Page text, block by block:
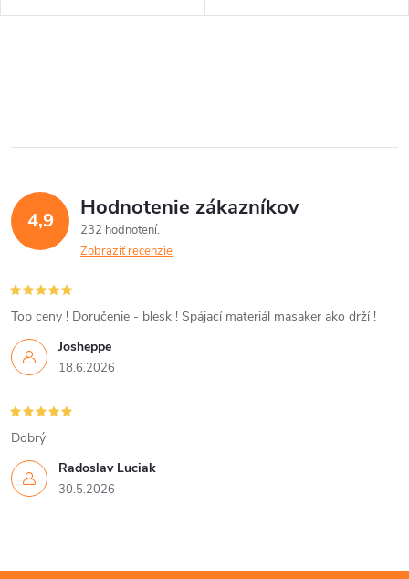
v
t
trámy, krokvy a viacvrstvové
masívnejšie drevené prvky a
l
d
a
c
i
e
p
r
v
k
4,9 Hodnotenie zákazníkov
232 hodnotení
Zobraziť recenzie
Josheppe
18.6.2026
Top ceny ! Doručenie - blesk ! Spájací materiál masaker ako drží !
Radoslav Luciak
30.5.2026
Dobrý